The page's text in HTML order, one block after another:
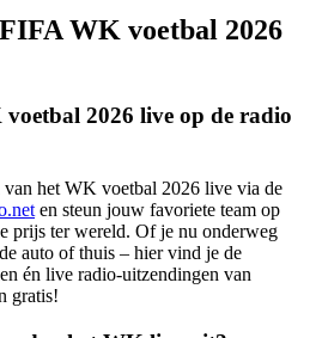
WK voetbal 2026
2026 live op de radio
het WK voetbal 2026 live via de
en steun jouw favoriete team op
prijs ter wereld. Of je nu onderweg
auto of thuis – hier vind je de
én live radio-uitzendingen van
gratis!